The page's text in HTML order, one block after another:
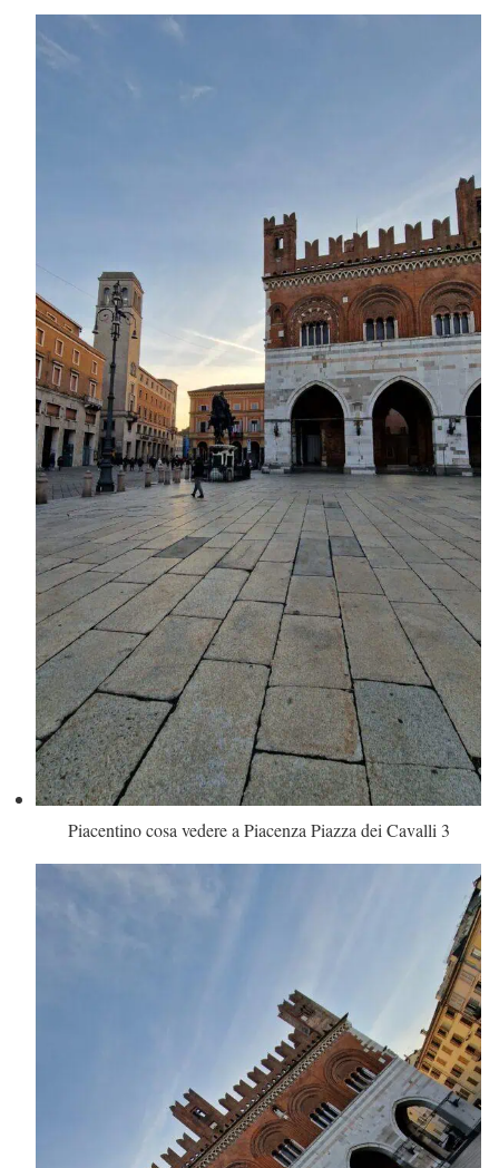
Piacentino cosa vedere a Piacenza Piazza dei Cavalli 3